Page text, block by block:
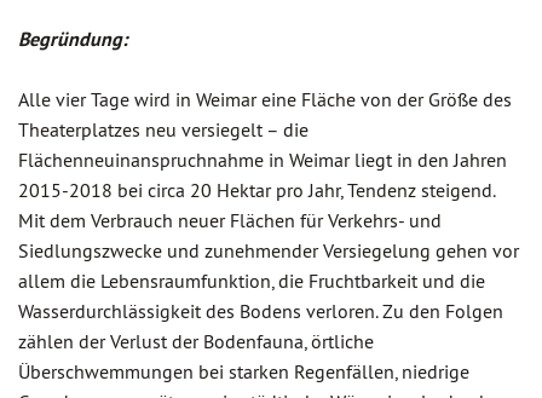
Begründung:
Alle vier Tage wird in Weimar eine Fläche von der Größe des
Theaterplatzes neu versiegelt – die
Flächenneuinanspruchnahme in Weimar liegt in den Jahren
2015-2018 bei circa 20 Hektar pro Jahr, Tendenz steigend.
Mit dem Verbrauch neuer Flächen für Verkehrs- und
Siedlungszwecke und zunehmender Versiegelung gehen vor
allem die Lebensraumfunktion, die Fruchtbarkeit und die
Wasserdurchlässigkeit des Bodens verloren. Zu den Folgen
zählen der Verlust der Bodenfauna, örtliche
Überschwemmungen bei starken Regenfällen, niedrige